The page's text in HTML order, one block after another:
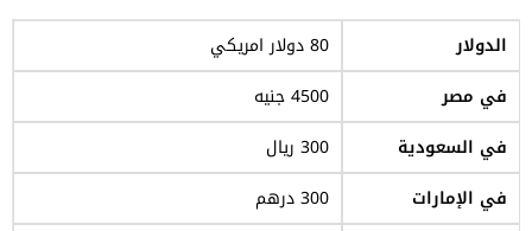
الدولار
80 دولار امريكي
في مصر
4500 جنيه
في السعودية
300 ريال
في الإمارات
300 درهم